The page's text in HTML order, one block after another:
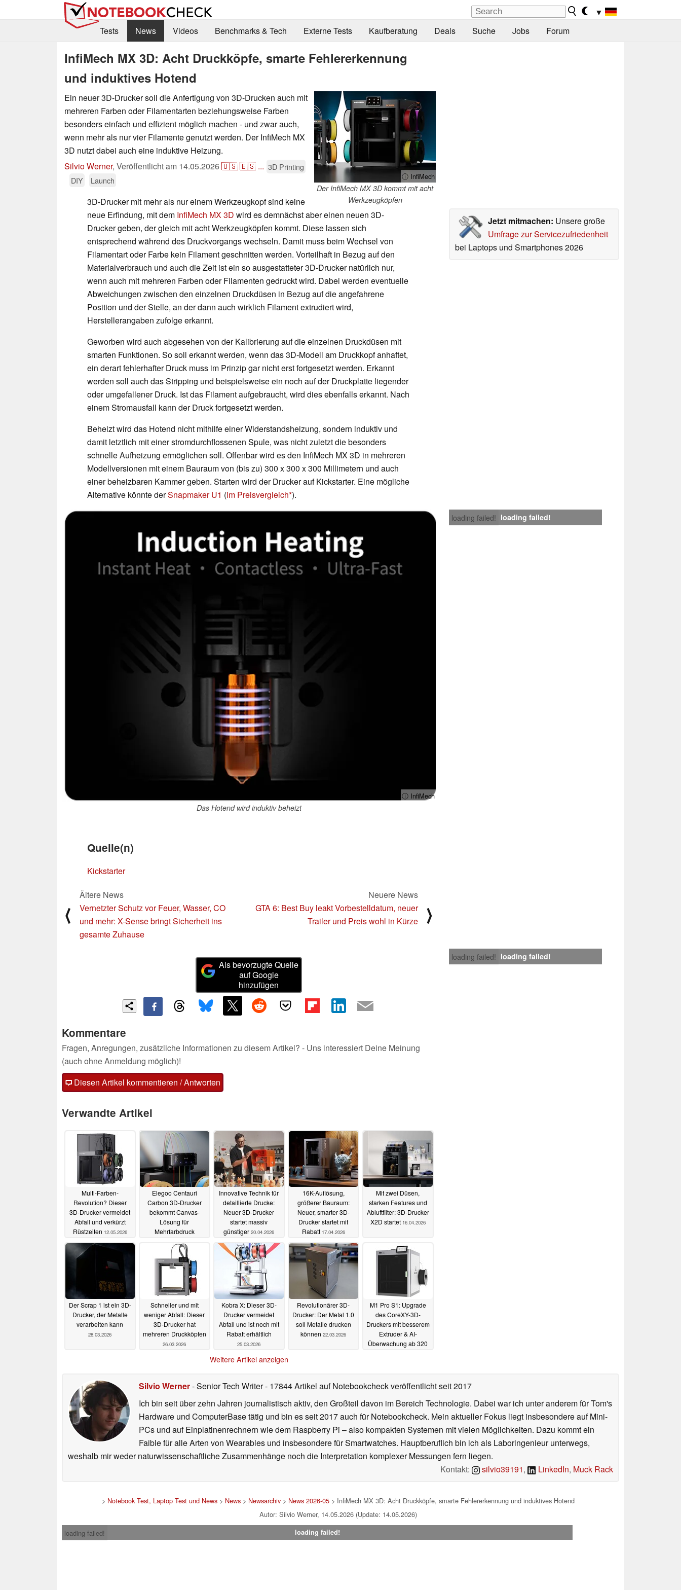
▼
Tests
News Videos Benchmarks & Tech Externe Tests Kaufberatung Deals Suche Jobs Forum
InfiMech MX 3D: Acht Druckköpfe, smarte Fehlererkennung
und induktives Hotend
ⓘ InfiMech
Der InfiMech MX 3D kommt mit acht
Werkzeugköpfen
Ein neuer 3D-Drucker soll die Anfertigung von 3D-Drucken auch mit
mehreren Farben oder Filamentarten beziehungsweise Farben
besonders einfach und effizient möglich machen - und zwar auch,
wenn mehr als nur vier Filamente genutzt werden. Der InfiMech MX
3D nutzt dabei auch eine induktive Heizung.
Silvio Werner, Veröffentlicht am 14.05.2026🇺🇸🇪🇸 ... 3D Printing
DIY
Launch
Jetzt mitmachen: Unsere große
Umfrage zur Servicezufriedenheit
bei Laptops und Smartphones 2026
3D-Drucker mit mehr als nur einem Werkzeugkopf sind keine
neue Erfindung, mit dem InfiMech MX 3D wird es demnächst aber einen neuen 3D-
Drucker geben, der gleich mit acht Werkzeugköpfen kommt. Diese lassen sich
entsprechend während des Druckvorgangs wechseln. Damit muss beim Wechsel von
Filamentart oder Farbe kein Filament geschnitten werden. Vorteilhaft in Bezug auf den
Materialverbrauch und auch die Zeit ist ein so ausgestatteter 3D-Drucker natürlich nur,
wenn auch mit mehreren Farben oder Filamenten gedruckt wird. Dabei werden eventuelle
Abweichungen zwischen den einzelnen Druckdüsen in Bezug auf die angefahrene
Position und der Stelle, an der dann auch wirklich Filament extrudiert wird,
Herstellerangaben zufolge erkannt.
Geworben wird auch abgesehen von der Kalibrierung auf die einzelnen Druckdüsen mit
smarten Funktionen. So soll erkannt werden, wenn das 3D-Modell am Druckkopf anhaftet,
ein derart fehlerhafter Druck muss im Prinzip gar nicht erst fortgesetzt werden. Erkannt
werden soll auch das Stripping und beispielsweise ein noch auf der Druckplatte liegender
oder umgefallener Druck. Ist das Filament aufgebraucht, wird dies ebenfalls erkannt. Nach
einem Stromausfall kann der Druck fortgesetzt werden.
Beheizt wird das Hotend nicht mithilfe einer Widerstandsheizung, sondern induktiv und
damit letztlich mit einer stromdurchflossenen Spule, was nicht zuletzt die besonders
schnelle Aufheizung ermöglichen soll. Offenbar wird es den InfiMech MX 3D in mehreren
Modellversionen mit einem Bauraum von (bis zu) 300 x 300 x 300 Millimetern und auch
einer beheizbaren Kammer geben. Starten wird der Drucker auf Kickstarter. Eine mögliche
Alternative könnte derSnapmaker U1 (im Preisvergleich ).
loading failed! loading failed!
ⓘ InfiMech
Das Hotend wird induktiv beheizt
Quelle(n)
Kickstarter
⟨
Ältere News
Vernetzter Schutz vor Feuer, Wasser, CO
und mehr: X-Sense bringt Sicherheit ins
gesamte Zuhause
Neuere News
GTA 6: Best Buy leakt Vorbestelldatum, neuer
Trailer und Preis wohl in Kürze
⟩
loading failed! loading failed!
Als bevorzugte Quelle
auf Google
hinzufügen
Kommentare
Fragen, Anregungen, zusätzliche Informationen zu diesem Artikel? - Uns interessiert Deine Meinung
(auch ohne Anmeldung möglich)!
Diesen Artikel kommentieren / Antworten
Verwandte Artikel
Multi-Farben-
Revolution? Dieser
3D-Drucker vermeidet
Abfall und verkürzt
Rüstzeiten 12.05.2026
Elegoo Centauri
Carbon 3D-Drucker
bekommt Canvas-
Lösung für
Mehrfarbdruck
28.04.2026
Innovative Technik für
detaillierte Drucke:
Neuer 3D-Drucker
startet massiv
günstiger 20.04.2026
16K-Auflösung,
größerer Bauraum:
Neuer, smarter 3D-
Drucker startet mit
Rabatt 17.04.2026
Mit zwei Düsen,
starken Features und
Abluftfilter: 3D-Drucker
X2D startet 16.04.2026
Der Scrap 1 ist ein 3D-
Drucker, der Metalle
verarbeiten kann
28.03.2026
Schneller und mit
weniger Abfall: Dieser
3D-Drucker hat
mehreren Druckköpfen
26.03.2026
Kobra X: Dieser 3D-
Drucker vermeidet
Abfall und ist noch mit
Rabatt erhältlich
25.03.2026
Revolutionärer 3D-
Drucker: Der Metal 1.0
soll Metalle drucken
können 22.03.2026
M1 Pro S1: Upgrade
des CoreXY-3D-
Druckers mit besserem
Extruder & AI-
Überwachung ab 320
Weitere Artikel anzeigen
Silvio Werner- Senior Tech Writer- 17844 Artikel auf Notebookcheck veröffentlichtseit 2017
Ich bin seit über zehn Jahren journalistisch aktiv, den Großteil davon im Bereich Technologie. Dabei war ich unter anderem für Tom's
Hardware und ComputerBase tätig und bin es seit 2017 auch für Notebookcheck. Mein aktueller Fokus liegt insbesondere auf Mini-
PCs und auf Einplatinenrechnern wie dem Raspberry Pi – also kompakten Systemen mit vielen Möglichkeiten. Dazu kommt ein
Faible für alle Arten von Wearables und insbesondere für Smartwatches. Hauptberuflich bin ich als Laboringenieur unterwegs,
weshalb mir weder naturwissenschaftliche Zusammenhänge noch die Interpretation komplexer Messungen fern liegen.
Kontakt:
silvio39191, LinkedIn, Muck Rack
> Notebook Test, Laptop Test und News> News> Newsarchiv> News 2026-05> InfiMech MX 3D: Acht Druckköpfe, smarte Fehlererkennung und induktives Hotend
Autor: Silvio Werner, 14.05.2026 (Update: 14.05.2026)
loading failed!
loading failed!